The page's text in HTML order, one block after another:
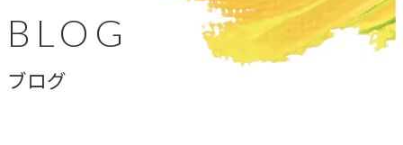
私たちの独自性
私たちは独自のメソッドと理念経営、そして顧客体験を重
視したアプローチで、お客様のビジネスに価値を提供しま
BLOG
ブログ